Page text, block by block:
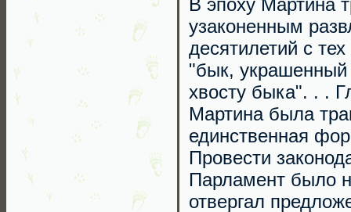
В эпоху Мартина
узаконенным
десятилетий с
"бык,
хвосту быка". . .
Мартина была
единственная
Провести
Парламент было
отвергал